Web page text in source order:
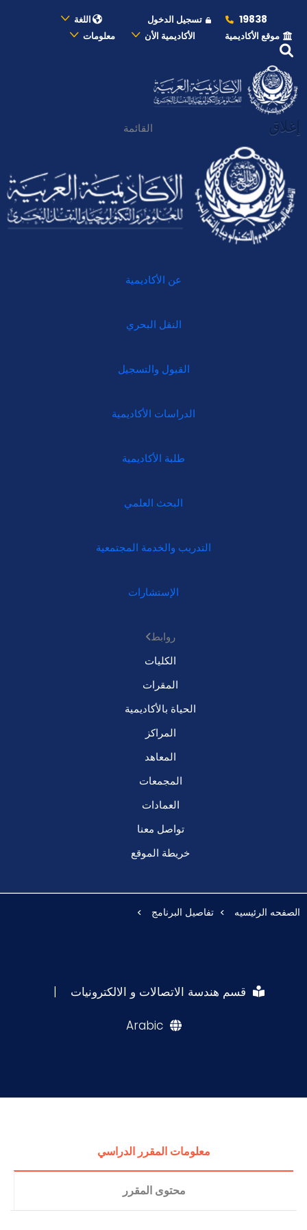
19838 تسجيل الدخول
اللغة
موقع الأكاديمية
الأكاديمية الأن معلومات
إغلاق القائمة
عن الأكاديمية
النقل البحري
القبول والتسجيل
الدراسات الأكاديمية
طلبة الأكاديمية
البحث العلمي
التدريب والخدمة المجتمعية
الإستشارات
روابط
الكليات
المقرات
الحياة بالأكاديمية
المراكز
المعاهد
المجمعات
العمادات
تواصل معنا
خريطة الموقع
الصفحه الرئيسيه تفاصيل البرنامج
قسم هندسة الاتصالات و الالكترونيات |
Arabic
معلومات المقرر الدراسي
محتوى المقرر